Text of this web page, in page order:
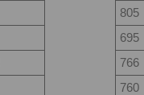
805
695
766
760